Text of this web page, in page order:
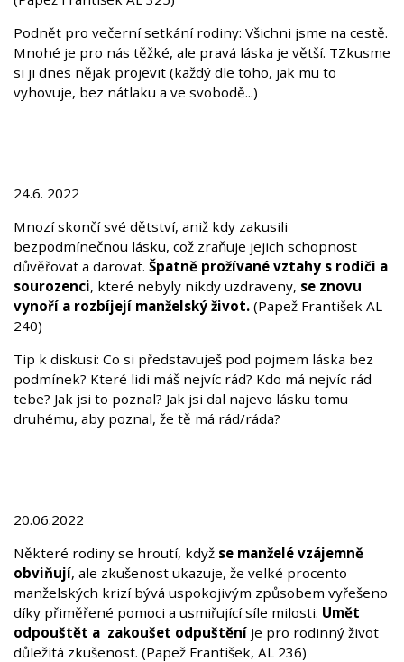
Podnět pro večerní setkání rodiny: Všichni jsme na cestě.
Mnohé je pro nás těžké, ale pravá láska je větší. TZkusme
si ji dnes nějak projevit (každý dle toho, jak mu to
vyhovuje, bez nátlaku a ve svobodě...)
24.6. 2022
Mnozí skončí své dětství, aniž kdy zakusili
bezpodmínečnou lásku, což zraňuje jejich schopnost
důvěřovat a darovat. Špatně prožívané vztahy s rodiči a
sourozenci, které nebyly nikdy uzdraveny, se znovu
vynoří a rozbíjejí manželský život. (Papež František AL
240)
Tip k diskusi: Co si představuješ pod pojmem láska bez
podmínek? Které lidi máš nejvíc rád? Kdo má nejvíc rád
tebe? Jak jsi to poznal? Jak jsi dal najevo lásku tomu
druhému, aby poznal, že tě má rád/ráda?
20.06.2022
Některé rodiny se hroutí, když se manželé vzájemně
obviňují, ale zkušenost ukazuje, že velké procento
manželských krizí bývá uspokojivým způsobem vyřešeno
díky přiměřené pomoci a usmiřující síle milosti. Umět
odpouštět a zakoušet odpuštění je pro rodinný život
důležitá zkušenost. (Papež František, AL 236)